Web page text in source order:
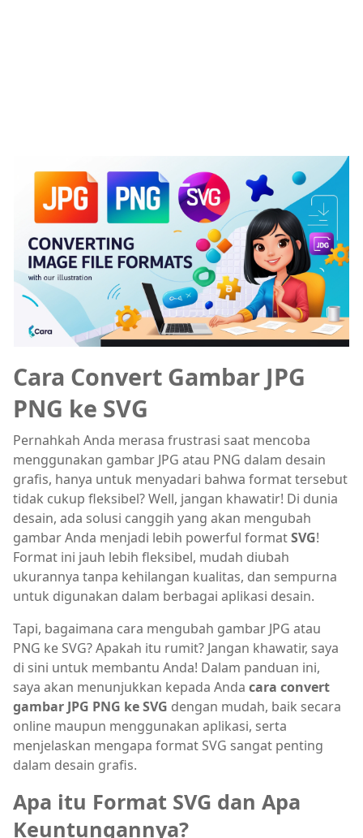
Cara Convert Gambar JPG
PNG ke SVG
Pernahkah Anda merasa frustrasi saat mencoba
menggunakan gambar JPG atau PNG dalam desain
grafis, hanya untuk menyadari bahwa format tersebut
tidak cukup fleksibel? Well, jangan khawatir! Di dunia
desain, ada solusi canggih yang akan mengubah
gambar Anda menjadi lebih powerful formatSVG!
Format ini jauh lebih fleksibel, mudah diubah
ukurannya tanpa kehilangan kualitas, dan sempurna
untuk digunakan dalam berbagai aplikasi desain.
Tapi, bagaimana cara mengubah gambar JPG atau
PNG ke SVG? Apakah itu rumit? Jangan khawatir, saya
di sini untuk membantu Anda! Dalam panduan ini,
saya akan menunjukkan kepada Anda cara convert
gambar JPG PNG ke SVG dengan mudah, baik secara
online maupun menggunakan aplikasi, serta
menjelaskan mengapa format SVG sangat penting
dalam desain grafis.
Apa itu Format SVG dan Apa
Keuntungannya?